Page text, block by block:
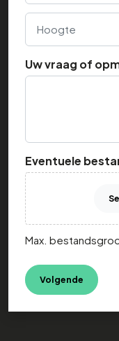
Hoogte
Uw vraag of
Eventuele
Max.